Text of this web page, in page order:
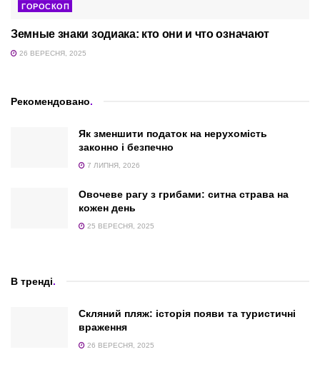
ГОРОСКОП
Земные знаки зодиака: кто они и что означают
26 ВЕРЕСНЯ, 2025
Рекомендовано.
Як зменшити податок на нерухомість
законно і безпечно
7 ЛИПНЯ, 2026
Овочеве рагу з грибами: ситна страва на
кожен день
25 ВЕРЕСНЯ, 2025
В тренді.
Скляний пляж: історія появи та туристичні
враження
26 ВЕРЕСНЯ, 2025